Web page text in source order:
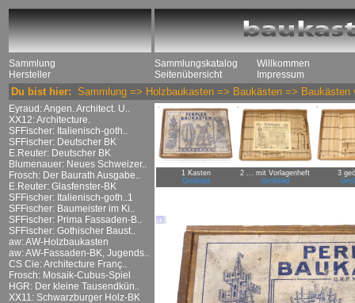
Sammlung
Hersteller
Sammlungskatalog
Seitenübersicht
Willkommen
Impressum
Du bist hier: Sammlung => Holzbaukasten => Baukästen => Baukästen
Eyraud: Angen. Architect. U..
XX12: Architecture.
SFFischer: Italienisch-goth..
SFFischer: Deutscher BK
E.Reuter: Deutscher BK
Blumenauer: Neues Schweizer..
Frosch: Der Baurath Ausgabe..
E.Reuter: Glasfenster-BK
SFFischer: Italienisch-goth..1
SFFischer: Baumeister im Ki..
SFFischer: Prima Fassaden-B..
SFFischer: Gothischer Baust..
aw: AW-Holzbaukasten
aw: AW-Fassaden-BK, Jugends..
CS Cie: Architecture Franç..
Frosch: Mosaik-Cubus-Spiel
HGR: Der kleine Tausendkün..
XX11: Schwarzburger Holz-BK
1 Kasten
Großbild
2 ... mit Vorlagenheft
Großbild
3